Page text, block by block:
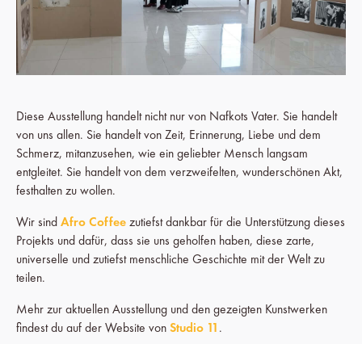
Diese Ausstellung handelt nicht nur von Nafkots Vater. Sie handelt
von uns allen. Sie handelt von Zeit, Erinnerung, Liebe und dem
Schmerz, mitanzusehen, wie ein geliebter Mensch langsam
entgleitet. Sie handelt von dem verzweifelten, wunderschönen Akt,
festhalten zu wollen.
Wir sind Afro Coffee zutiefst dankbar für die Unterstützung dieses
Projekts und dafür, dass sie uns geholfen haben, diese zarte,
universelle und zutiefst menschliche Geschichte mit der Welt zu
teilen.
Mehr zur aktuellen Ausstellung und den gezeigten Kunstwerken
findest du auf der Website von Studio 11 .